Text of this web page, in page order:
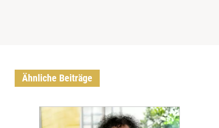
Ähnliche Beiträge